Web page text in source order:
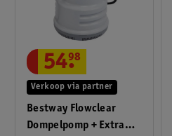
Bestway Flowclear
Dompelpomp + Extra
Verkoop via partner
54.
98